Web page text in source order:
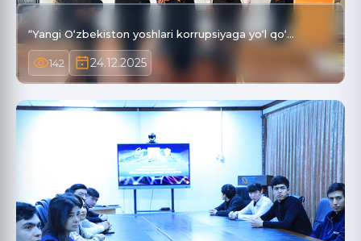
“Yangi O‘zbekiston yoshlari korrupsiyaga yo‘l qo‘…
142 24.12.2025